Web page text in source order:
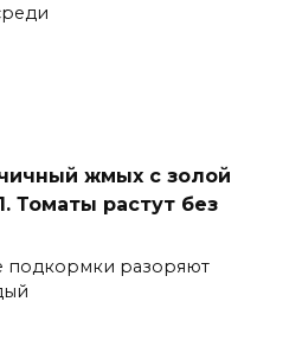
жмых с золой
Томаты растут без
подкормки разоряют